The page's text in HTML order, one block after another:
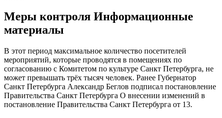
Меры контроля Информационные
материалы
В этот период максимальное количество посетителей
мероприятий, которые проводятся в помещениях по
согласованию с Комитетом по культуре Санкт Петербурга, не
может превышать трёх тысяч человек. Ранее Губернатор
Санкт Петербурга Александр Беглов подписал постановление
Правительства Санкт Петербурга О внесении изменений в
постановление Правительства Санкт Петербурга от 13.